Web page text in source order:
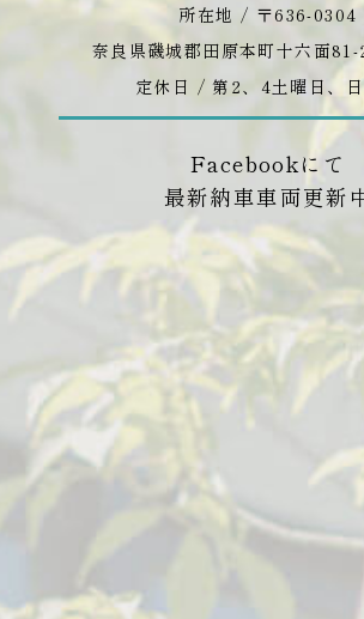
所在地 / 〒636-0304
奈良県磯城郡田原本町十六面81-
定休日 / 第2、4土曜日、日
Facebookにて
最新納車車両更新